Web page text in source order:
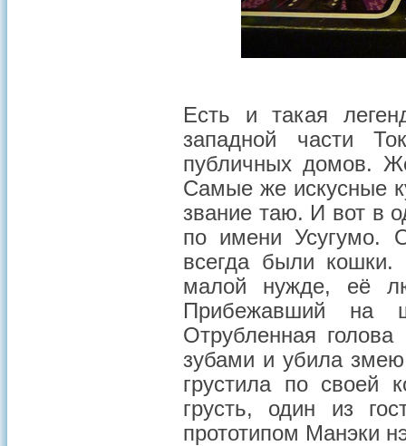
Есть и такая
западной части
публичных домов.
Самые же искусные
звание таю. И вот в
по имени Усугумо.
всегда были
малой нужде, её
Прибежавший на
Отрубленная
зубами и убила
грустила по
грусть, один из
прототипом Манэки